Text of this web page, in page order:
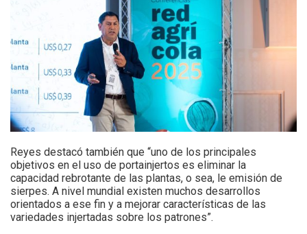
Reyes destacó también que “uno de los principales
objetivos en el uso de portainjertos es eliminar la
capacidad rebrotante de las plantas, o sea, le emisión de
sierpes. A nivel mundial existen muchos desarrollos
orientados a ese fin y a mejorar características de las
variedades injertadas sobre los patrones”.